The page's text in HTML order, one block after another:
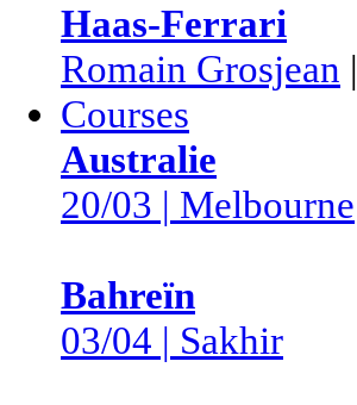
Haas-Ferrari
Romain Grosjean |
Courses
Australie
20/03 | Melbourne
Bahreïn
03/04 | Sakhir